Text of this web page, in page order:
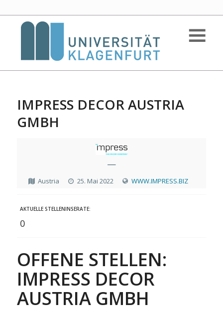
IMPRESS DECOR AUSTRIA
GMBH
—
Austria 25. Mai 2022 WWW.IMPRESS.BIZ
AKTUELLE STELLENINSERATE:
0
OFFENE STELLEN:
IMPRESS DECOR
AUSTRIA GMBH